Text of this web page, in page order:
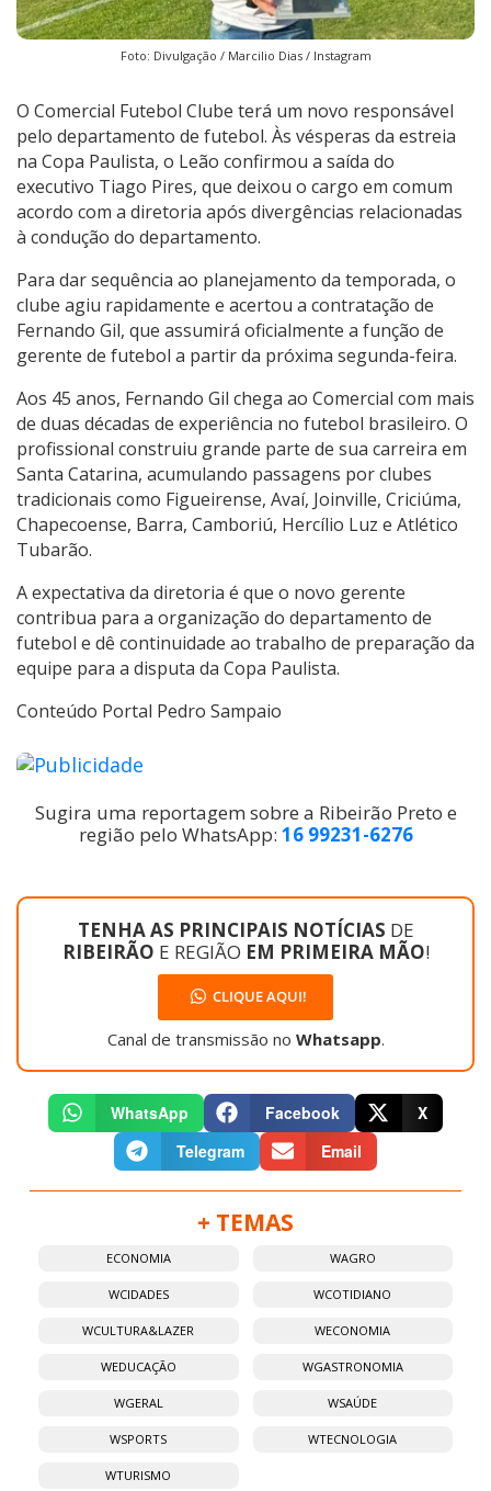
Foto: Divulgação / Marcilio Dias / Instagram
O Comercial Futebol Clube terá um novo responsável
pelo departamento de futebol. Às vésperas da estreia
na Copa Paulista, o Leão confirmou a saída do
executivo Tiago Pires, que deixou o cargo em comum
acordo com a diretoria após divergências relacionadas
à condução do departamento.
Para dar sequência ao planejamento da temporada, o
clube agiu rapidamente e acertou a contratação de
Fernando Gil, que assumirá oficialmente a função de
gerente de futebol a partir da próxima segunda-feira.
Aos 45 anos, Fernando Gil chega ao Comercial com mais
de duas décadas de experiência no futebol brasileiro. O
profissional construiu grande parte de sua carreira em
Santa Catarina, acumulando passagens por clubes
tradicionais como Figueirense, Avaí, Joinville, Criciúma,
Chapecoense, Barra, Camboriú, Hercílio Luz e Atlético
Tubarão.
A expectativa da diretoria é que o novo gerente
contribua para a organização do departamento de
futebol e dê continuidade ao trabalho de preparação da
equipe para a disputa da Copa Paulista.
Conteúdo Portal Pedro Sampaio
Sugira uma reportagem sobre a Ribeirão Preto e
região pelo WhatsApp: 16 99231-6276
TENHA AS PRINCIPAIS NOTÍCIAS DE
RIBEIRÃO E REGIÃO EM PRIMEIRA MÃO!
CLIQUE AQUI!
Canal de transmissão no Whatsapp.
WhatsApp Facebook
X
Telegram
Email
+ TEMAS
ECONOMIA WAGRO
WCIDADES WCOTIDIANO
WCULTURA&LAZER WECONOMIA
WEDUCAÇÃO WGASTRONOMIA
WGERAL WSAÚDE
WSPORTS WTECNOLOGIA
WTURISMO